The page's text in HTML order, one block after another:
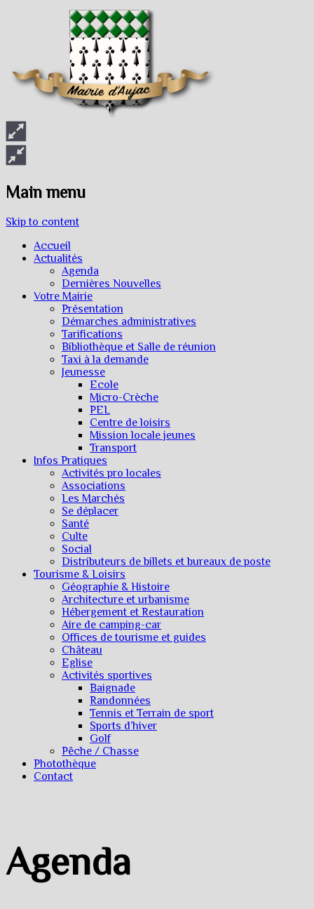
Main menu
Skip to content
Accueil
Actualités
Agenda
Dernières Nouvelles
Votre Mairie
Présentation
Démarches administratives
Tarifications
Bibliothèque et Salle de réunion
Taxi à la demande
Jeunesse
Ecole
Micro-Crèche
PEL
Centre de loisirs
Mission locale jeunes
Transport
Infos Pratiques
Activités pro locales
Associations
Les Marchés
Se déplacer
Santé
Culte
Social
Distributeurs de billets et bureaux de poste
Tourisme & Loisirs
Géographie & Histoire
Architecture et urbanisme
Hébergement et Restauration
Aire de camping-car
Offices de tourisme et guides
Château
Eglise
Activités sportives
Baignade
Randonnées
Tennis et Terrain de sport
Sports d’hiver
Golf
Pêche / Chasse
Photothèque
Contact
Agenda